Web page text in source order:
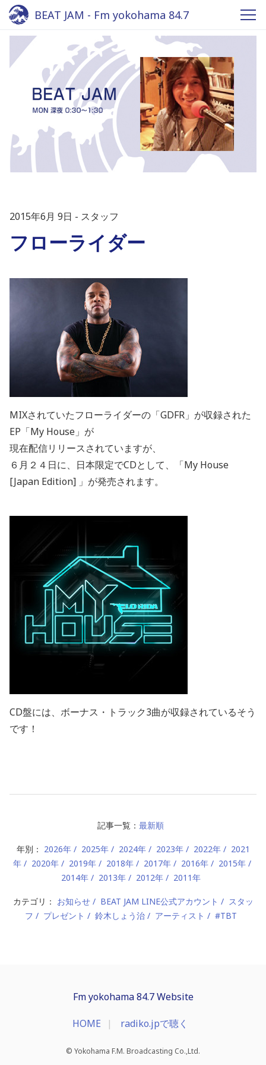
BEAT JAM - Fm yokohama 84.7
2015年6月 9日 スタッフ
フローライダー
MIXされていたフローライダーの「GDFR」が収録された
EP「My House」が
現在配信リリースされていますが、
６月２４日に、日本限定でCDとして、「My House
[Japan Edition] 」が発売されます。
CD盤には、ボーナス・トラック3曲が収録されているそう
です！
記事一覧： 最新順
年別： 2026年 2025年 2024年 2023年 2022年
2021
年
2020年 2019年 2018年 2017年 2016年
2015年
2014年
2013年 2012年 2011年
カテゴリ： お知らせ BEAT JAM LINE公式アカウント
スタッ
フ
プレゼント 鈴木しょう治 アーティスト #TBT
Fm yokohama 84.7 Website
HOME radiko.jpで聴く
© Yokohama F.M. Broadcasting Co.,Ltd.